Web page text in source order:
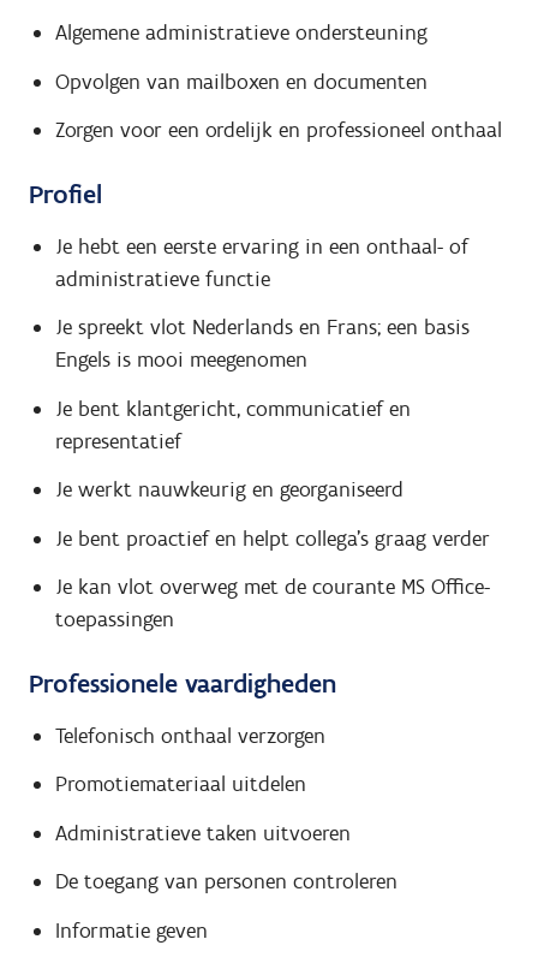
Algemene administratieve ondersteuning
Opvolgen van mailboxen en documenten
Zorgen voor een ordelijk en professioneel onthaal
Profiel
Je hebt een eerste ervaring in een onthaal- of
administratieve functie
Je spreekt vlot Nederlands en Frans; een basis
Engels is mooi meegenomen
Je bent klantgericht, communicatief en
representatief
Je werkt nauwkeurig en georganiseerd
Je bent proactief en helpt collega's graag verder
Je kan vlot overweg met de courante MS Office-
toepassingen
Professionele vaardigheden
Telefonisch onthaal verzorgen
Promotiemateriaal uitdelen
Administratieve taken uitvoeren
De toegang van personen controleren
Informatie geven